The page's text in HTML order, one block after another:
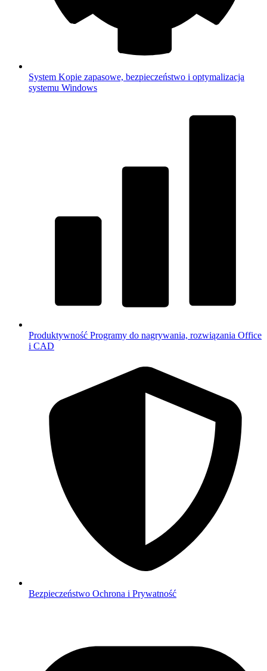
System Kopie zapasowe, bezpieczeństwo i optymalizacja
systemu Windows
Produktywność Programy do nagrywania, rozwiązania Office
i CAD
Bezpieczeństwo Ochrona i Prywatność